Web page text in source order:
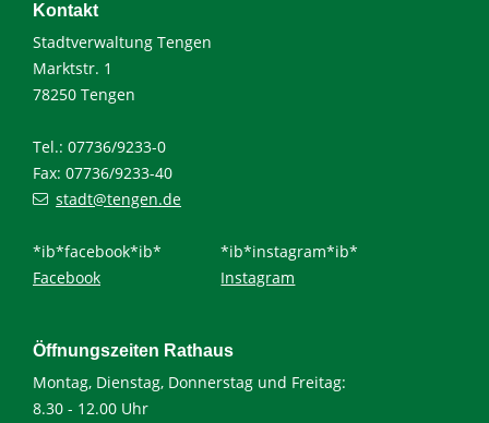
Kontakt
Stadtverwaltung Tengen
Marktstr. 1
78250 Tengen
Tel.: 07736/9233-0
Fax: 07736/9233-40
stadt@tengen.de
*ib*facebook*ib*
Facebook
*ib*instagram*ib*
Instagram
Öffnungszeiten Rathaus
Montag, Dienstag, Donnerstag und Freitag:
8.30 - 12.00 Uhr